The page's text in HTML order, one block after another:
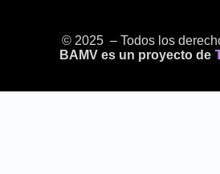
© 2025 – Todos los
BAMV es un proyecto de